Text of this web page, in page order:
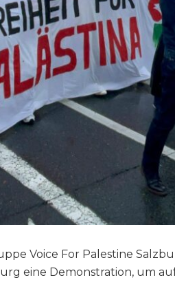
Voice For Palestine
eine Demonstration, um